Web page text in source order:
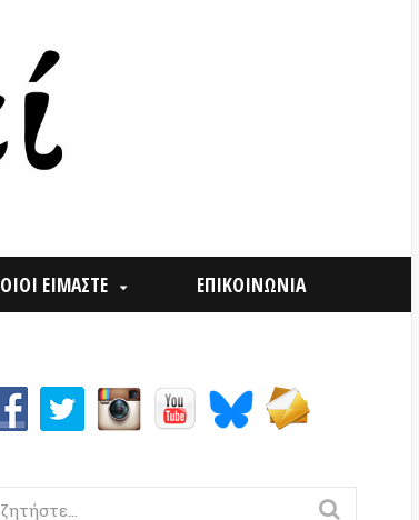
ΕΠΙΚΟΙΝΩΝΙΑ